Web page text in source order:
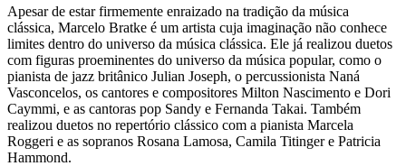
Apesar de estar firmemente enraizado na tradição da música
clássica, Marcelo Bratke é um artista cuja imaginação não conhece
limites dentro do universo da música clássica. Ele já realizou duetos
com figuras proeminentes do universo da música popular, como o
pianista de jazz britânico Julian Joseph, o percussionista Naná
Vasconcelos, os cantores e compositores Milton Nascimento e Dori
Caymmi, e as cantoras pop Sandy e Fernanda Takai. Também
realizou duetos no repertório clássico com a pianista Marcela
Roggeri e as sopranos Rosana Lamosa, Camila Titinger e Patricia
Hammond.